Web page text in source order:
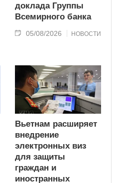
доклада Группы
Всемирного банка
05/08/2026 НОВОСТИ
Вьетнам расширяет
внедрение
электронных виз
для защиты
граждан и
иностранных